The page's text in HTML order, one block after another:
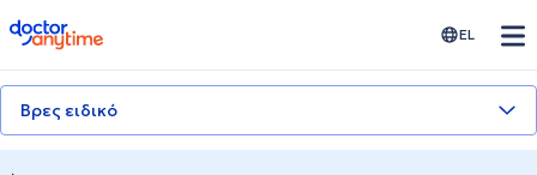
doctoranytime EL
Βρες ειδικό